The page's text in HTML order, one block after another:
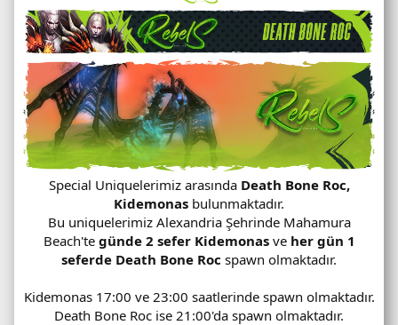
Special Uniquelerimiz arasında Death Bone Roc,
Kidemonas bulunmaktadır.
Bu uniquelerimiz Alexandria Şehrinde Mahamura
Beach'te günde 2 sefer Kidemonasve her gün 1
seferde Death Bone Roc spawn olmaktadır.
Kidemonas 17:00 ve 23:00 saatlerinde spawn olmaktadır.
Death Bone Roc ise 21:00'da spawn olmaktadır.